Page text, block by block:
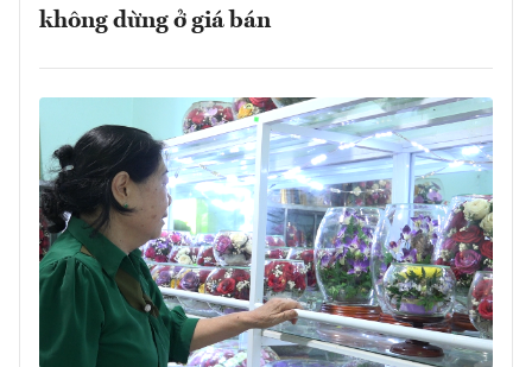
không dừng ở giá bán